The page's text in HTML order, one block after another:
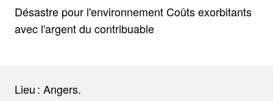
Désastre pour l'environnement Coûts exorbitants
avec l'argent du contribuable
Lieu : Angers.